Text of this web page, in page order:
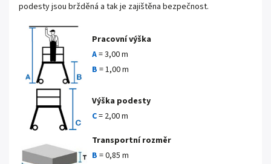
podesty jsou bržděná a tak je zajištěna bezpečnost.
Pracovní výška
A= 3,00 m
B = 1,00 m
Výška podesty
C= 2,00 m
Transportní rozměr
B =0,85 m